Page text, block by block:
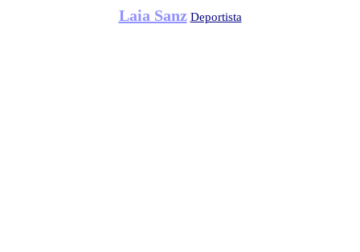
Laia Sanz Deportista